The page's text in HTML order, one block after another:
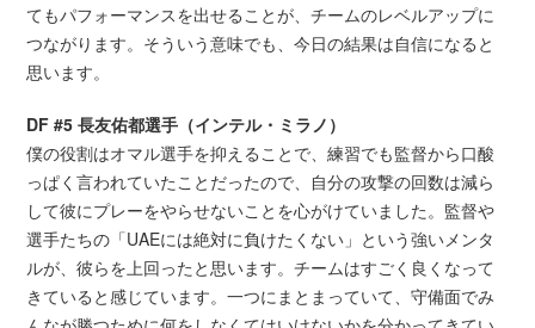
てもパフォーマンスを出せることが、チームのレベルアップに
つながります。そういう意味でも、今日の結果は自信になると
思います。
DF #5 長友佑都選手（インテル・ミラノ）
僕の役割はオマル選手を抑えることで、練習でも監督から口酸
っぱく言われていたことだったので、自分の攻撃の回数は減ら
して彼にプレーをやらせないことを心がけていました。監督や
選手たちの「UAEには絶対に負けたくない」という強いメンタ
ルが、彼らを上回ったと思います。チームはすごく良くなって
きていると感じています。一つにまとまっていて、守備面でみ